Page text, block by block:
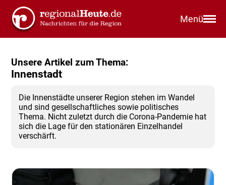
Menü
Unsere Artikel zum Thema:
Innenstadt
Die Innenstädte unserer Region stehen im Wandel
und sind gesellschaftliches sowie politisches
Thema. Nicht zuletzt durch die Corona-Pandemie hat
sich die Lage für den stationären Einzelhandel
verschärft.